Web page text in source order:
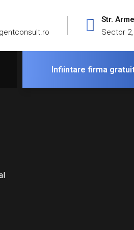
Str.
Sector
Infiintare firma